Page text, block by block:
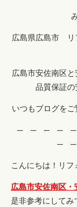
広島県広島市 リ
広島市安佐南区
品質保証の
いつもブログをご
─ ─ ─ ─
─
こんにちは！リ
広島市安佐南区・
是非参考にしてみ